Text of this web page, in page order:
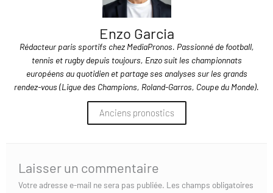
Enzo Garcia
Rédacteur paris sportifs chez MediaPronos. Passionné de football,
tennis et rugby depuis toujours, Enzo suit les championnats
européens au quotidien et partage ses analyses sur les grands
rendez-vous (Ligue des Champions, Roland-Garros, Coupe du Monde).
Anciens pronostics
Laisser un commentaire
Votre adresse e-mail ne sera pas publiée. Les champs obligatoires